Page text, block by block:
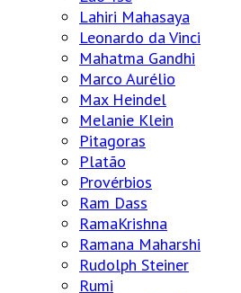
Lahiri Mahasaya
Leonardo da Vinci
Mahatma Gandhi
Marco Aurélio
Max Heindel
Melanie Klein
Pitagoras
Platão
Provérbios
Ram Dass
RamaKrishna
Ramana Maharshi
Rudolph Steiner
Rumi